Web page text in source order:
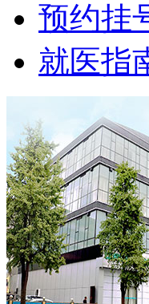
预约挂
就医指